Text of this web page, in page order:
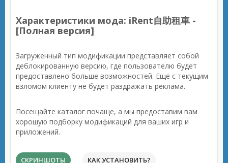
Характеристики мода: iRent自助租車 -
[Полная версия]
Загруженный тип модификации представляет собой
деблокированную версию, где пользователю будет
предоставлено больше возможностей. Ещё с текущим
взломом клиенту не будет раздражать реклама.
Посещайте каталог почаще, а мы предоставим вам
хорошую подборку модификаций для ваших игр и
приложений.
СКРИНШОТЫ КАК УСТАНОВИТЬ?